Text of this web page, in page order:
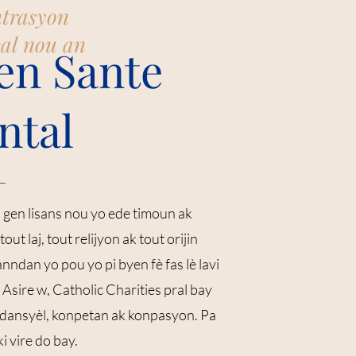
nou an
Sante
lisans nou yo ede timoun ak
laj, tout relijyon ak tout orijin
yo pou yo pi byen fè fas lè lavi
Asire w, Catholic Charities pral bay
konpetan ak konpasyon. Pa
vire do bay.